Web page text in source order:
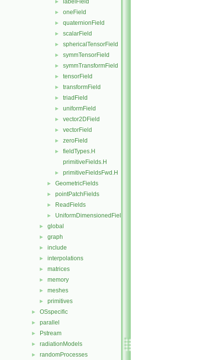
► labelField
► oneField
► quaternionField
► scalarField
► sphericalTensorField
► symmTensorField
► symmTransformField
► tensorField
► transformField
► triadField
► uniformField
► vector2DField
► vectorField
► zeroField
►
fieldTypes.H
primitiveFields.H
► primitiveFieldsFwd.H
► GeometricFields
► pointPatchFields
► ReadFields
► UniformDimensionedFields
► global
► graph
► include
► interpolations
► matrices
► memory
► meshes
► primitives
► OSspecific
► parallel
► Pstream
► radiationModels
► randomProcesses